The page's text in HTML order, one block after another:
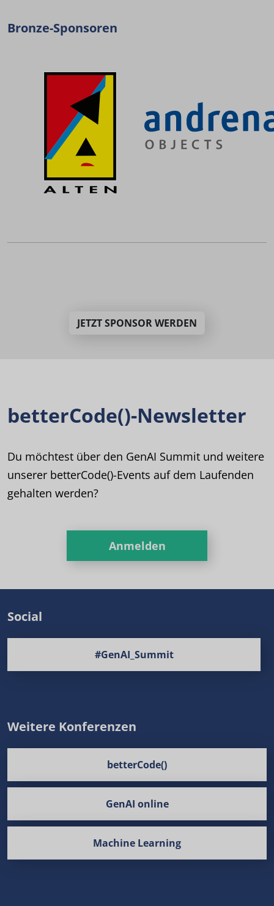
Bronze-Sponsoren
JETZT SPONSOR WERDEN
betterCode()-Newsletter
Du möchtest über den GenAI Summit und weitere
unserer betterCode()-Events auf dem Laufenden
gehalten werden?
Anmelden
Social
#GenAI_Summit
Weitere Konferenzen
betterCode()
GenAI online
Machine Learning